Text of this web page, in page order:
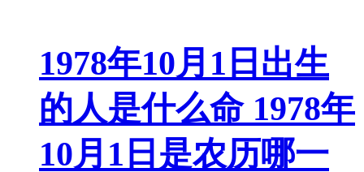
1978年10月1日出生
的人是什么命 1978年
10月1日是农历哪一